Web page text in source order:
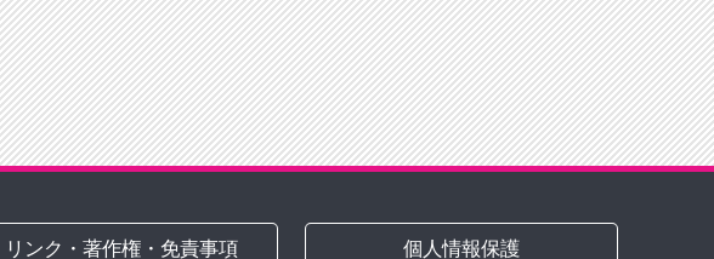
リンク・著作権・免責事項 個人情報保護